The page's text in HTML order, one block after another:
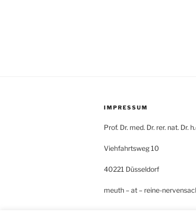
IMPRESSUM
Prof. Dr. med. Dr. rer. nat. Dr.
Viehfahrtsweg 10
40221 Düsseldorf
meuth – at – reine-